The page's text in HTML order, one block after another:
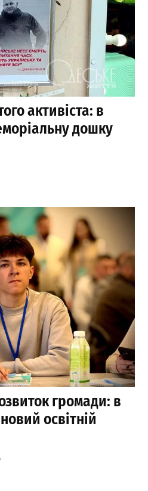
активіста: в
дошку
громади: в
освітній